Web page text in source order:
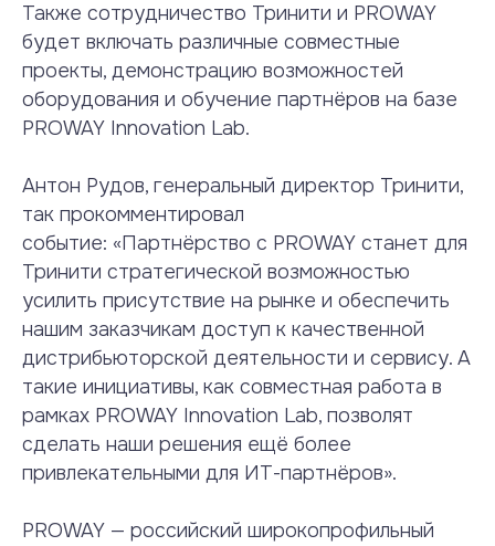
Также сотрудничество Тринити и PROWAY
будет включать различные совместные
проекты, демонстрацию возможностей
оборудования и обучение партнёров на базе
PROWAY Innovation Lab.
Антон Рудов, генеральный директор Тринити,
так прокомментировал
событие: «Партнёрство с PROWAY станет для
Тринити стратегической возможностью
усилить присутствие на рынке и обеспечить
нашим заказчикам доступ к качественной
дистрибьюторской деятельности и сервису. А
такие инициативы, как совместная работа в
рамках PROWAY Innovation Lab, позволят
сделать наши решения ещё более
привлекательными для ИТ-партнёров».
PROWAY — российский широкопрофильный